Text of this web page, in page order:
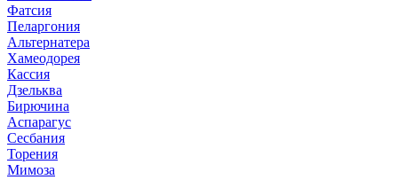
Фатсия
Пеларгония
Альтернатера
Хамеодорея
Кассия
Дзельква
Бирючина
Аспарагус
Сесбания
Торения
Мимоза